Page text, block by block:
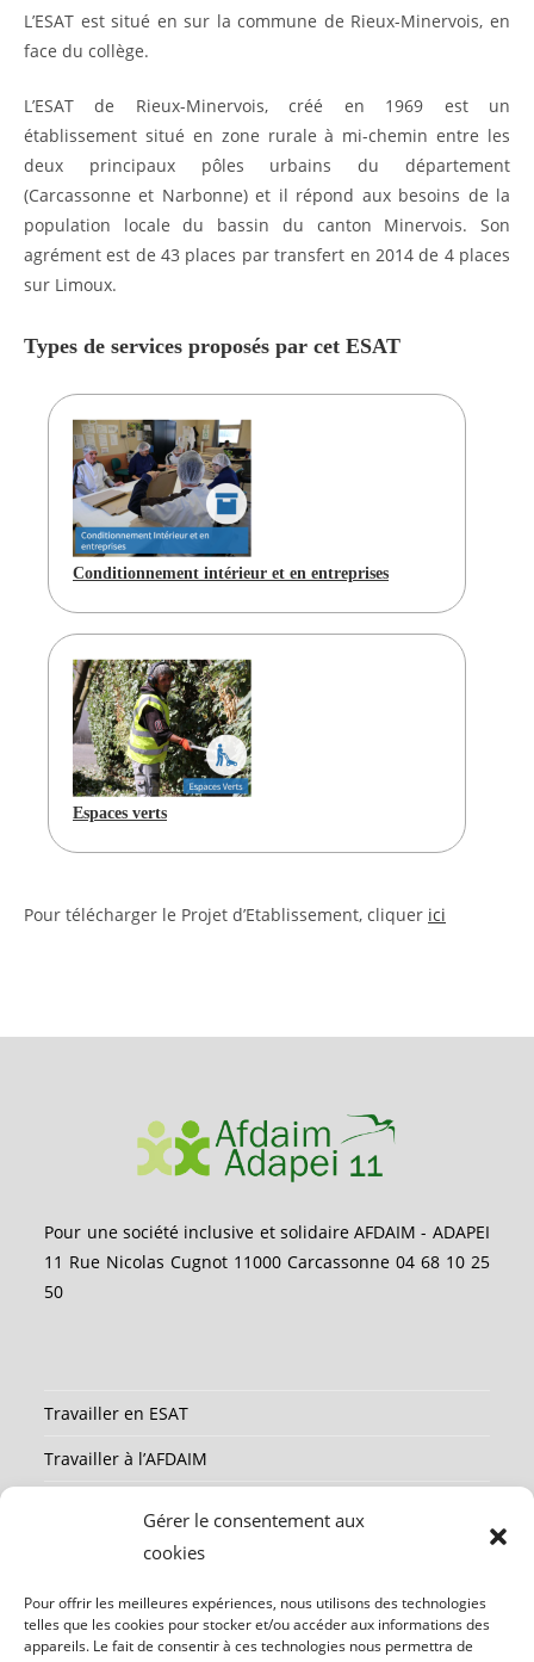
Gérer le consentement aux
cookies
Pour offrir les meilleures expériences, nous utilisons des technologies
telles que les cookies pour stocker et/ou accéder aux informations des
appareils. Le fait de consentir à ces technologies nous permettra de
L’ESAT est situé en sur la commune de Rieux-Minervois, en
face du collège.
L’ESAT de Rieux-Minervois, créé en 1969 est un
établissement situé en zone rurale à mi-chemin entre les
deux principaux pôles urbains du département
(Carcassonne et Narbonne) et il répond aux besoins de la
population locale du bassin du canton Minervois. Son
agrément est de 43 places par transfert en 2014 de 4 places
sur Limoux.
Types de services proposés par cet ESAT
Conditionnement intérieur et en entreprises
Espaces verts
Pour télécharger le Projet d’Etablissement, cliquer ici
Pour une société inclusive et solidaire AFDAIM - ADAPEI
11 Rue Nicolas Cugnot 11000 Carcassonne 04 68 10 25
50
Travailler en ESAT
Travailler à l’AFDAIM
Mentions légales
Contact